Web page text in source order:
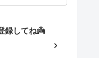
録してね👼